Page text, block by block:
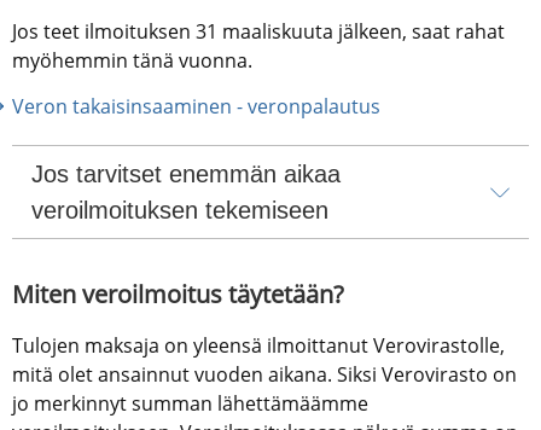
Jos teet ilmoituksen 31 maaliskuuta jälkeen, saat rahat
myöhemmin tänä vuonna.
Veron takaisinsaaminen - veronpalautus
Jos tarvitset enemmän aikaa
veroilmoituksen tekemiseen
Miten veroilmoitus täytetään?
Tulojen maksaja on yleensä ilmoittanut Verovirastolle,
mitä olet ansainnut vuoden aikana. Siksi Verovirasto on
jo merkinnyt summan lähettämäämme